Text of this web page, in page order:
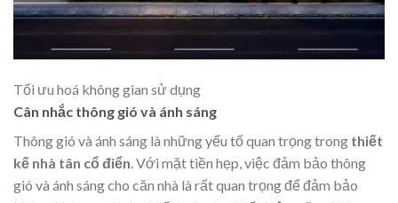
Tối ưu hoá không gian sử dụng
Cân nhắc thông gió và ánh sáng
Thông gió và ánh sáng là những yếu tố quan trọng trong thiết
kế nhà tân cổ điển. Với mặt tiền hẹp, việc đảm bảo thông
gió và ánh sáng cho căn nhà là rất quan trọng để đảm bảo